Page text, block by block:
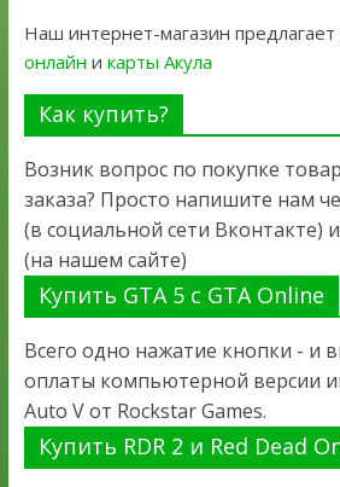
Наш интернет-магазин
онлайн и карты Акула
Как купить?
Возник вопрос по покупке
заказа? Просто напишите нам
(в социальной сети Вконтакте)
(на нашем сайте)
Купить GTA 5 с GTA Online
Всего одно нажатие кнопки - и
оплаты компьютерной версии
Auto V от Rockstar Games.
Купить RDR 2 и Red Dead